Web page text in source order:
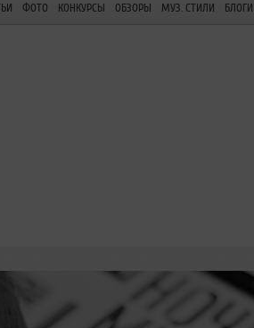
ФОТО КОНКУРСЫ ОБЗОРЫ МУЗ. СТИЛИ БЛОГИ